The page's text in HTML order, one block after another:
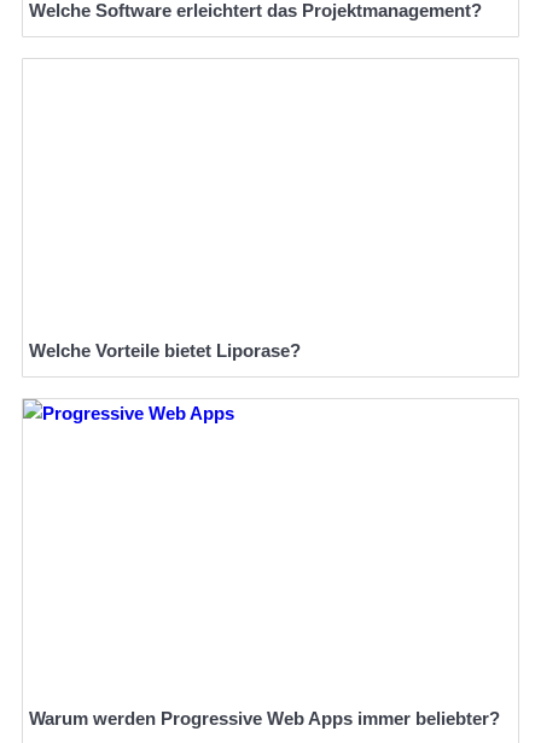
Welche Software erleichtert das Projektmanagement?
Welche Vorteile bietet Liporase?
Warum werden Progressive Web Apps immer beliebter?